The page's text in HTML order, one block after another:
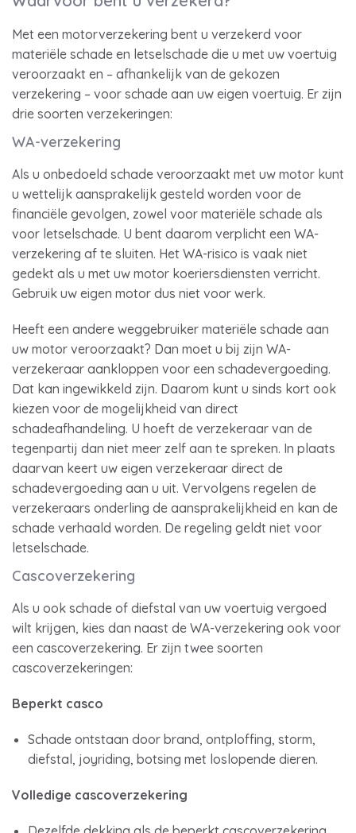
Met een motorverzekering bent u verzekerd voor
materiële schade en letselschade die u met uw voertuig
veroorzaakt en – afhankelijk van de gekozen
verzekering – voor schade aan uw eigen voertuig. Er zijn
drie soorten verzekeringen:
WA-verzekering
Als u onbedoeld schade veroorzaakt met uw motor kunt
u wettelijk aansprakelijk gesteld worden voor de
financiële gevolgen, zowel voor materiële schade als
voor letselschade. U bent daarom verplicht een WA-
verzekering af te sluiten. Het WA-risico is vaak niet
gedekt als u met uw motor koeriersdiensten verricht.
Gebruik uw eigen motor dus niet voor werk.
Heeft een andere weggebruiker materiële schade aan
uw motor veroorzaakt? Dan moet u bij zijn WA-
verzekeraar aankloppen voor een schadevergoeding.
Dat kan ingewikkeld zijn. Daarom kunt u sinds kort ook
kiezen voor de mogelijkheid van direct
schadeafhandeling. U hoeft de verzekeraar van de
tegenpartij dan niet meer zelf aan te spreken. In plaats
daarvan keert uw eigen verzekeraar direct de
schadevergoeding aan u uit. Vervolgens regelen de
verzekeraars onderling de aansprakelijkheid en kan de
schade verhaald worden. De regeling geldt niet voor
letselschade.
Cascoverzekering
Als u ook schade of diefstal van uw voertuig vergoed
wilt krijgen, kies dan naast de WA-verzekering ook voor
een cascoverzekering. Er zijn twee soorten
cascoverzekeringen:
Beperkt casco
Schade ontstaan door brand, ontploffing, storm,
diefstal, joyriding, botsing met loslopende dieren.
Volledige cascoverzekering